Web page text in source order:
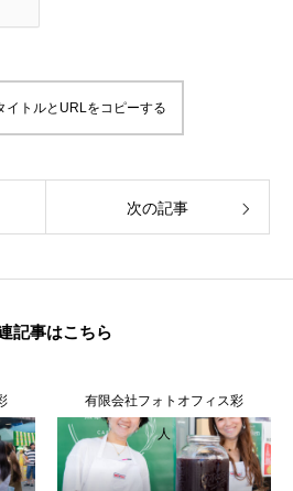
イトルとURLをコピーする
次の記事
記事はこちら
有限会社フォトオフィス彩
人